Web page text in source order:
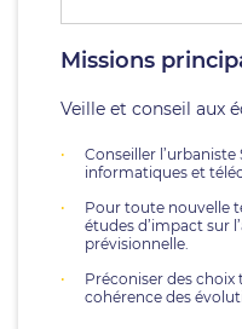
Missions
Veille et conseil aux
Conseiller l’urbaniste
informatiques et
Pour toute nouvelle
études d’impact sur
prévisionnelle.
Préconiser des
cohérence des